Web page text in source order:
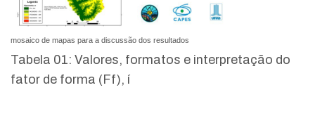
mosaico de mapas para a discussão dos resultados
Tabela 01: Valores, formatos e interpretação do
fator de forma (Ff), í